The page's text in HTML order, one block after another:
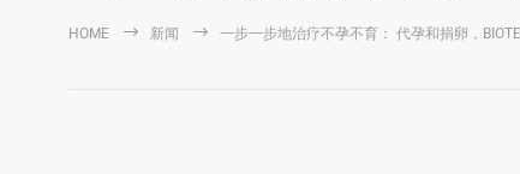
HOME 新闻 一步一步地治疗不孕不育： 代孕和捐卵，